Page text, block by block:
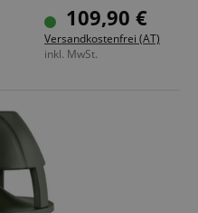
109,90 €
Versandkostenfrei (AT)
inkl. MwSt.